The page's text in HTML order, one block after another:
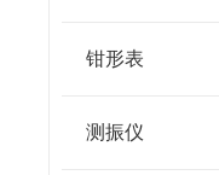
钳形表
测振仪